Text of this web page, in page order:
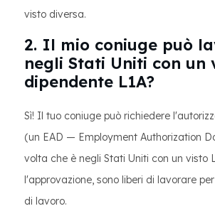
visto diversa.
2. Il mio coniuge può
negli Stati Uniti con un
dipendente L1A?
Sì! Il tuo coniuge può richiedere
(un EAD — Employment Authorization
volta che è negli Stati Uniti con un visto
l'approvazione, sono liberi di lavorare
di lavoro.